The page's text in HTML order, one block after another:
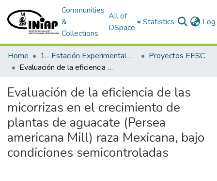
Communities
&
Collections
All of
DSpace
Statistics
Home 1.- Estación Experimental Santa Catalina
Proyectos EESC
Evaluación de la eficiencia de las micorrizas en el crecimiento de plantas de aguacate (Persea americana Mill) raza Mexicana, bajo condiciones semicontroladas
Evaluación de la eficiencia de las
micorrizas en el crecimiento de
plantas de aguacate (Persea
americana Mill) raza Mexicana, bajo
condiciones semicontroladas